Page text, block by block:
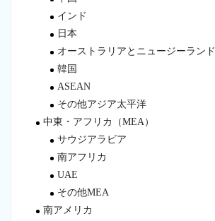
インド
日本
オーストラリアとニュージーランド
韓国
ASEAN
その他アジア太平洋
中東・アフリカ（MEA）
サウジアラビア
南アフリカ
UAE
その他MEA
南アメリカ